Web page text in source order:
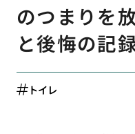
のつまりを
と後悔の記
トイレ